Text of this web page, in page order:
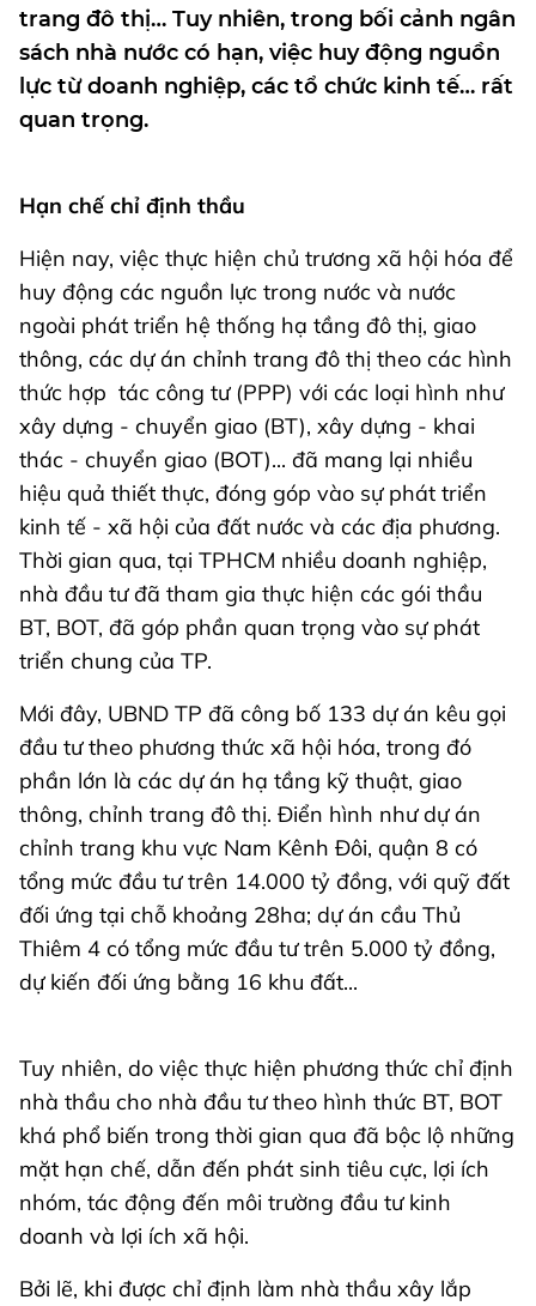
trang đô thị… Tuy nhiên, trong bối cảnh ngân
sách nhà nước có hạn, việc huy động nguồn
lực từ doanh nghiệp, các tổ chức kinh tế… rất
quan trọng.
Hạn chế chỉ định thầu
Hiện nay, việc thực hiện chủ trương xã hội hóa để
huy động các nguồn lực trong nước và nước
ngoài phát triển hệ thống hạ tầng đô thị, giao
thông, các dự án chỉnh trang đô thị theo các hình
thức hợp tác công tư (PPP) với các loại hình như
xây dựng - chuyển giao (BT), xây dựng - khai
thác - chuyển giao (BOT)... đã mang lại nhiều
hiệu quả thiết thực, đóng góp vào sự phát triển
kinh tế - xã hội của đất nước và các địa phương.
Thời gian qua, tại TPHCM nhiều doanh nghiệp,
nhà đầu tư đã tham gia thực hiện các gói thầu
BT, BOT, đã góp phần quan trọng vào sự phát
triển chung của TP.
Mới đây, UBND TP đã công bố 133 dự án kêu gọi
đầu tư theo phương thức xã hội hóa, trong đó
phần lớn là các dự án hạ tầng kỹ thuật, giao
thông, chỉnh trang đô thị. Điển hình như dự án
chỉnh trang khu vực Nam Kênh Đôi, quận 8 có
tổng mức đầu tư trên 14.000 tỷ đồng, với quỹ đất
đối ứng tại chỗ khoảng 28ha; dự án cầu Thủ
Thiêm 4 có tổng mức đầu tư trên 5.000 tỷ đồng,
dự kiến đối ứng bằng 16 khu đất...
Tuy nhiên, do việc thực hiện phương thức chỉ định
nhà thầu cho nhà đầu tư theo hình thức BT, BOT
khá phổ biến trong thời gian qua đã bộc lộ những
mặt hạn chế, dẫn đến phát sinh tiêu cực, lợi ích
nhóm, tác động đến môi trường đầu tư kinh
doanh và lợi ích xã hội.
Bởi lẽ, khi được chỉ định làm nhà thầu xây lắp